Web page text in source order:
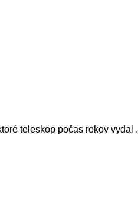
teleskop počas rokov vydal .